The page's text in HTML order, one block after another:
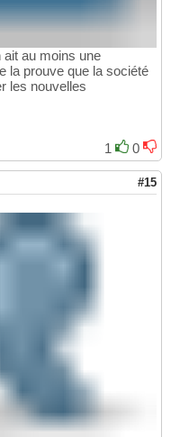
au moins une
la prouve que la société
les nouvelles
1
0
#15